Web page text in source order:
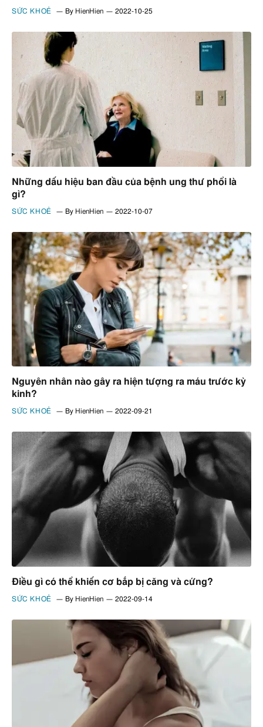
SỨC KHOẺ By HienHien 2022-10-25
Những dấu hiệu ban đầu của bệnh ung thư phổi là
gì?
SỨC KHOẺ By HienHien 2022-10-07
Nguyên nhân nào gây ra hiện tượng ra máu trước kỳ
kinh?
SỨC KHOẺ By HienHien 2022-09-21
Điều gì có thể khiến cơ bắp bị căng và cứng?
SỨC KHOẺ By HienHien 2022-09-14